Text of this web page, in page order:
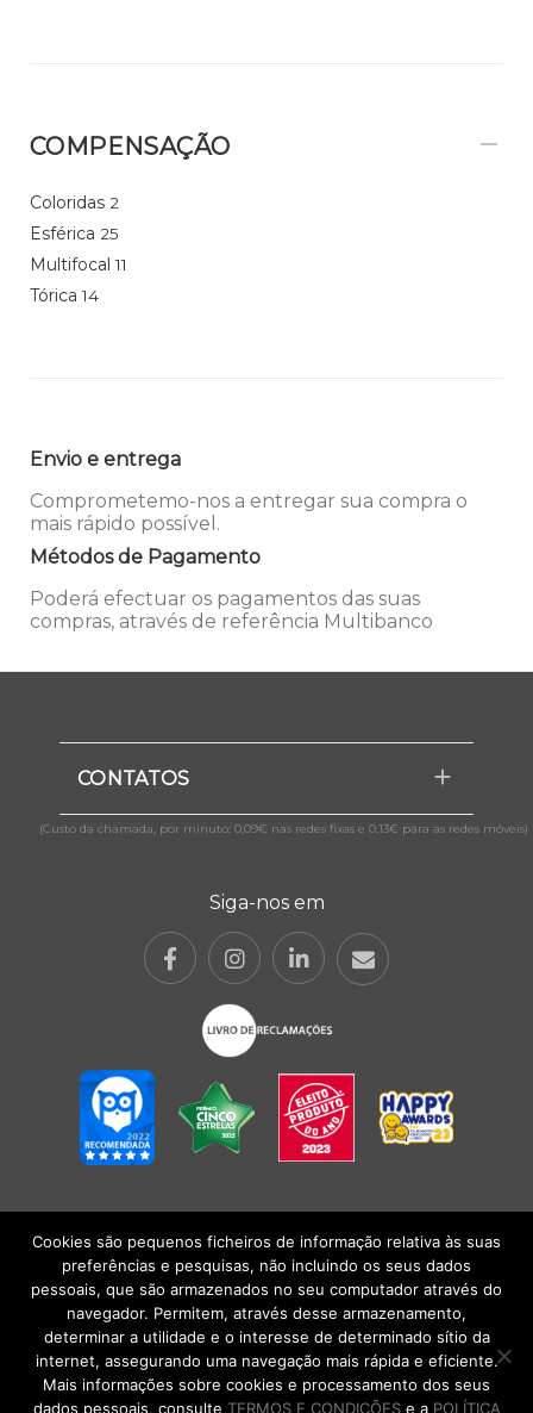
COMPENSAÇÃO
Coloridas 2
Esférica 25
Multifocal 11
Tórica 14
Envio e entrega
Comprometemo-nos a entregar sua compra o
mais rápido possível.
Métodos de Pagamento
Poderá efectuar os pagamentos das suas
compras, através de referência Multibanco
CONTATOS
(Custo da chamada, por minuto: 0,09€ nas redes fixas e 0,13€ para as redes móveis)
Siga-nos em
POLÍTICA DE PRIVACIDADE|TERMOS E CONDIÇÕESlCONDIÇÕES
GERAIS DE VENDA| Alberto Oculista, SA 2026. Todos os direitos reservados.
Cookies são pequenos ficheiros de informação relativa às suas
preferências e pesquisas, não incluindo os seus dados
pessoais, que são armazenados no seu computador através do
navegador. Permitem, através desse armazenamento,
determinar a utilidade e o interesse de determinado sítio da
internet, assegurando uma navegação mais rápida e eficiente.
Mais informações sobre cookies e processamento dos seus
dados pessoais, consulte TERMOS E CONDIÇÕESe a POLÍTICA